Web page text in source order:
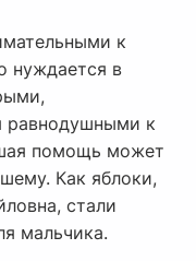
к
нуждается в
равнодушными к
помощь может
Как яблоки,
стали
мальчика.